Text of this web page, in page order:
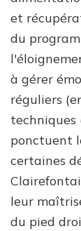
et
du
à gérer
réguliers
techniques
ponctuent
certaines
leur
du pied